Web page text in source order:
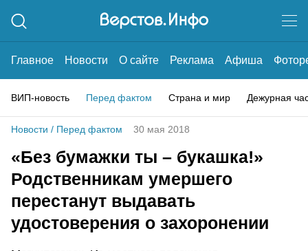
Главное Новости О сайте Реклама Афиша
ВИП-новость Перед фактом Страна и мир Дежурная
Новости / Перед фактом 30 мая 2018
«Без бумажки ты – букашка!»
Родственникам умершего
перестанут выдавать
удостоверения о захоронении